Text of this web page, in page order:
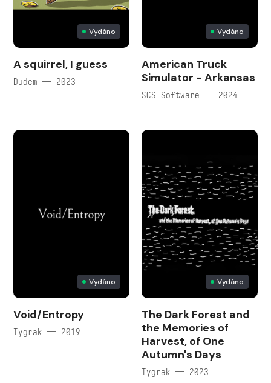
Vydáno
A squirrel, I guess
Dudem — 2023
Vydáno
American Truck
Simulator - Arkansas
SCS Software — 2024
Vydáno
Void/Entropy
Tygrak — 2019
Vydáno
The Dark Forest and
the Memories of
Harvest, of One
Autumn's Days
Tygrak — 2023